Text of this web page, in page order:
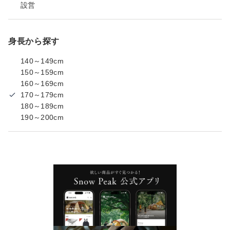
設営
身長から探す
140～149cm
150～159cm
160～169cm
170～179cm
180～189cm
190～200cm